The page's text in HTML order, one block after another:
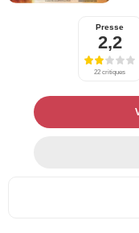
Presse
2,2
22 critiques